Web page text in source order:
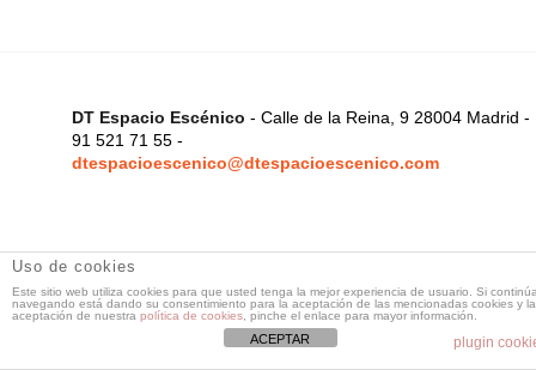
DT Espacio Escénico - Calle de la Reina, 9 28004 Madrid -
91 521 71 55 -
dtespacioescenico@dtespacioescenico.com
Uso de cookies
Este sitio web utiliza cookies para que usted tenga la mejor experiencia de usuario. Si
navegando está dando su consentimiento para la aceptación de las mencionadas cookies y la
aceptación de nuestra política de cookies , pinche el enlace para mayor información.
plugin
ACEPTAR